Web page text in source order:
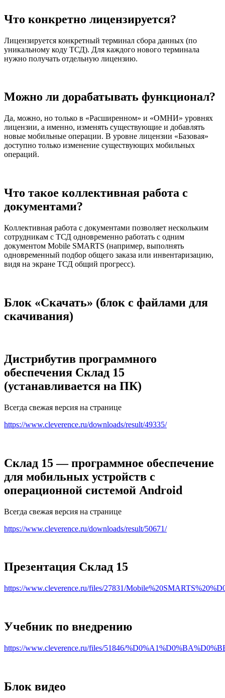
Что конкретно лицензируется?
Лицензируется конкретный терминал сбора данных (по
уникальному коду ТСД). Для каждого нового терминала
нужно получать отдельную лицензию.
Можно ли дорабатывать функционал?
Да, можно, но только в «Расширенном» и «ОМНИ» уровнях
лицензии, а именно, изменять существующие и добавлять
новые мобильные операции. В уровне лицензии «Базовая»
доступно только изменение существующих мобильных
операций.
Что такое коллективная работа с
документами?
Коллективная работа с документами позволяет нескольким
сотрудникам с ТСД одновременно работать с одним
документом Mobile SMARTS (например, выполнять
одновременный подбор общего заказа или инвентаризацию,
видя на экране ТСД общий прогресс).
Блок «Скачать» (блок с файлами для
скачивания)
Дистрибутив программного
обеспечения Склад 15
(устанавливается на ПК)
Всегда свежая версия на странице
https://www.cleverence.ru/downloads/result/49335/
Склад 15 — программное обеспечение
для мобильных устройств с
операционной системой Android
Всегда свежая версия на странице
https://www.cleverence.ru/downloads/result/50671/
Презентация Склад 15
https://www.cleverence.ru/files/27831/
Учебник по внедрению
https://www.cleverence.ru/files/51846/
Блок видео